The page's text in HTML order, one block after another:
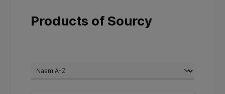
Products of Sourcy